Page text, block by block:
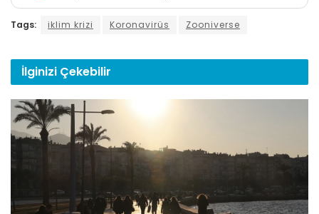
Tags: iklim krizi Koronavirüs Zooniverse
İlginizi Çekebilir